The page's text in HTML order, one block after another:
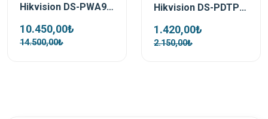
Hikvision DS-PWA96-Kit-WE Kablosuz Alarm Seti
10.450,00₺
14.500,00₺
Hikvision DS-PDTPH-E-WE Kablosuz Isı Dedektörü
1.420,00₺
2.150,00₺